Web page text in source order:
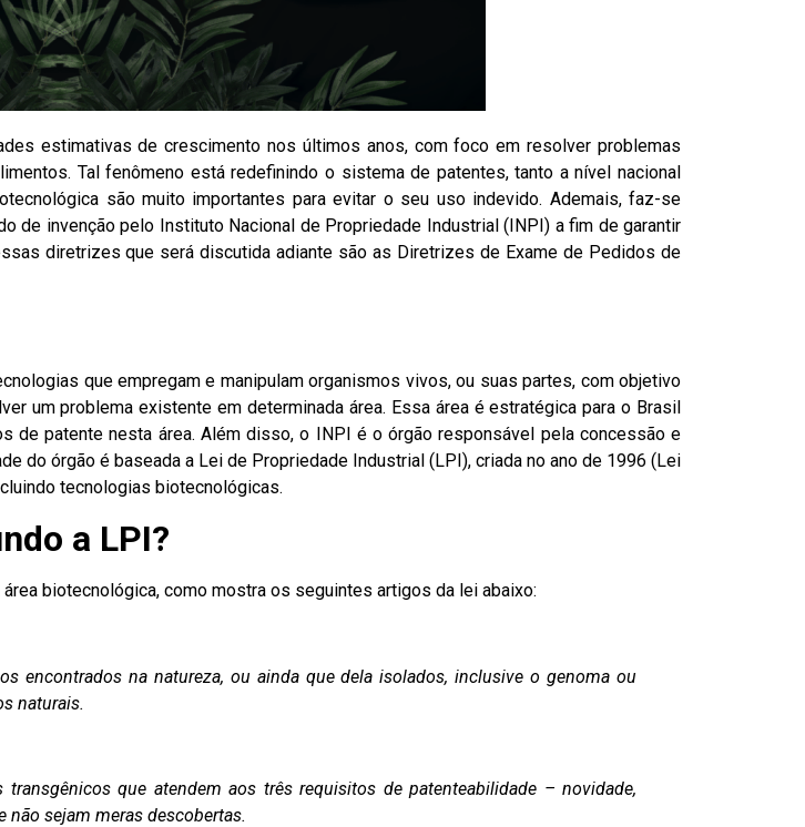
estimativas de crescimento nos últimos anos, com foco em resolver problemas
Tal fenômeno está redefinindo o sistema de patentes, tanto a nível nacional
são muito importantes para evitar o seu uso indevido. Ademais, faz-se
de invenção pelo Instituto Nacional de Propriedade Industrial(INPI) a fim de garantir
diretrizes que será discutida adiante são as Diretrizes de Exame de Pedidos de
que empregam e manipulam organismos vivos, ou suas partes, com objetivo
um problema existente em determinada área. Essa área é estratégica para o Brasil
patente nesta área. Além disso, o INPI é o órgão responsável pela concessão e
do órgão é baseada a Lei de Propriedade Industrial (LPI), criada no ano de 1996 (Lei
tecnologias biotecnológicas.
a LPI?
biotecnológica, como mostra os seguintes artigos da lei abaixo:
encontrados na natureza, ou ainda que dela isolados, inclusive o genoma ou
naturais.
que atendem aos três requisitos de patenteabilidade – novidade,
sejam meras descobertas.